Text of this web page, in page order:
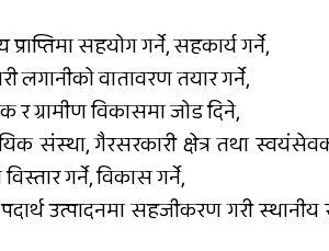
सहयोग गर्ने, सहकार्य गर्ने,
वातावरण तयार गर्ने,
ग्रामीण विकासमा जोड दिने,
संस्था, गैरसरकारी क्षेत्र तथा
गर्ने, विकास गर्ने,
उत्पादनमा सहजीकरण गरी